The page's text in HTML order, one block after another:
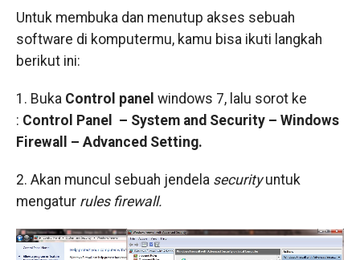
Untuk membuka dan menutup akses sebuah
software di komputermu, kamu bisa ikuti langkah
berikut ini:
1. Buka Control panel windows 7, lalu sorot ke
: Control Panel – System and Security – Windows
Firewall – Advanced Setting.
2. Akan muncul sebuah jendela securityuntuk
mengatur rules firewall.